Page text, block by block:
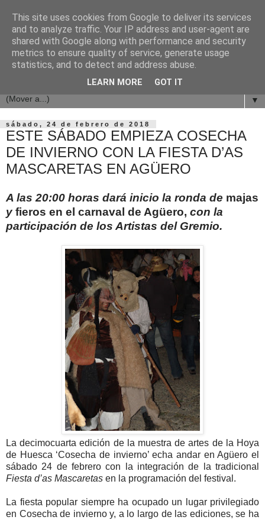
▼
sábado, 24 de febrero de 2018
ESTE SÁBADO EMPIEZA COSECHA
DE INVIERNO CON LA FIESTA D’AS
MASCARETAS EN AGÜERO
A las 20:00 horas dará inicio la ronda de majas
y fieros en el carnaval de Agüero, con la
participación de los Artistas del Gremio.
La decimocuarta edición de la muestra de artes de la Hoya
de Huesca ‘Cosecha de invierno’ echa andar en Agüero el
sábado 24 de febrero con la integración de la tradicional
Fiesta d’as Mascaretas en la programación del festival.
La fiesta popular siempre ha ocupado un lugar privilegiado
en Cosecha de invierno y, a lo largo de las ediciones, se ha
This site uses cookies from Google to deliver its services
and to analyze traffic. Your IP address and user-agent are
shared with Google along with performance and security
metrics to ensure quality of service, generate usage
statistics, and to detect and address abuse.
LEARN MORE GOT IT